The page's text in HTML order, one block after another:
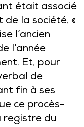
était associé
la société. «
l’ancien
l’année
Et, pour
de
fin à ses
ce procès-
registre du